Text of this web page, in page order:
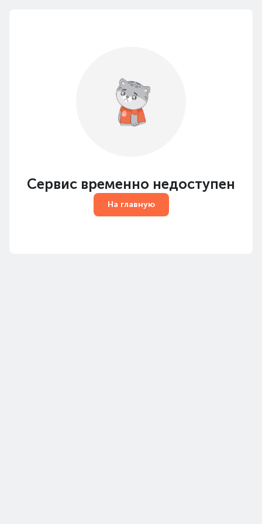
Сервис временно недоступен
На главную